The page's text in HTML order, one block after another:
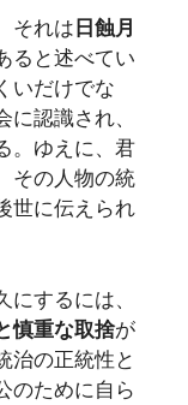
それは 日蝕月
ると述べてい
いだけでな
認識され、
。ゆえに、君
その人物の統
世に伝えられ
するには、
慎重な取捨が
治の正統性と
のために自ら